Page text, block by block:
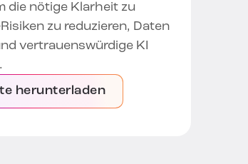
die nötige Klarheit zu
zu reduzieren, Daten
vertrauenswürdige KI
herunterladen